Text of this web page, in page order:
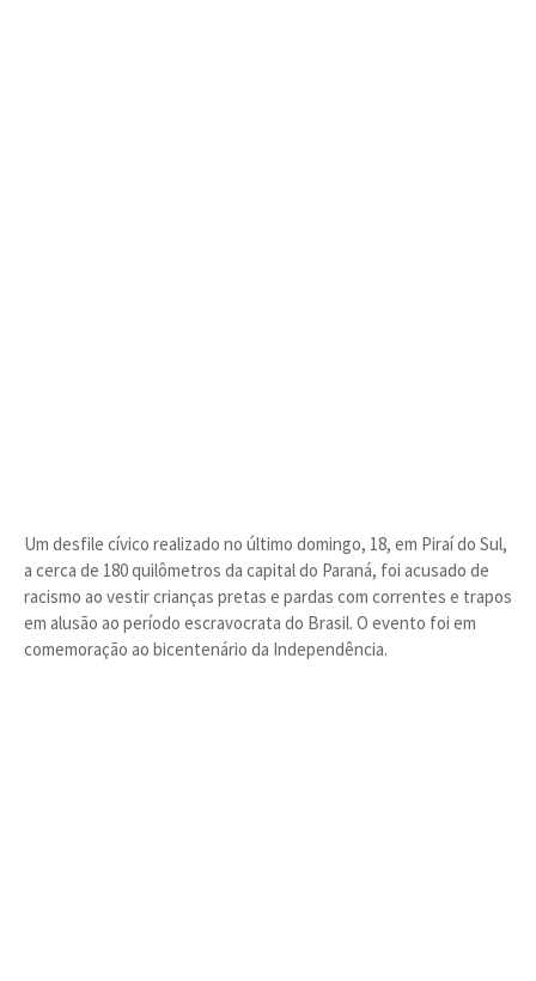
Um desfile cívico realizado no último domingo, 18, em Piraí do Sul,
a cerca de 180 quilômetros da capital do Paraná, foi acusado de
racismo ao vestir crianças pretas e pardas com correntes e trapos
em alusão ao período escravocrata do Brasil. O evento foi em
comemoração ao bicentenário da Independência.